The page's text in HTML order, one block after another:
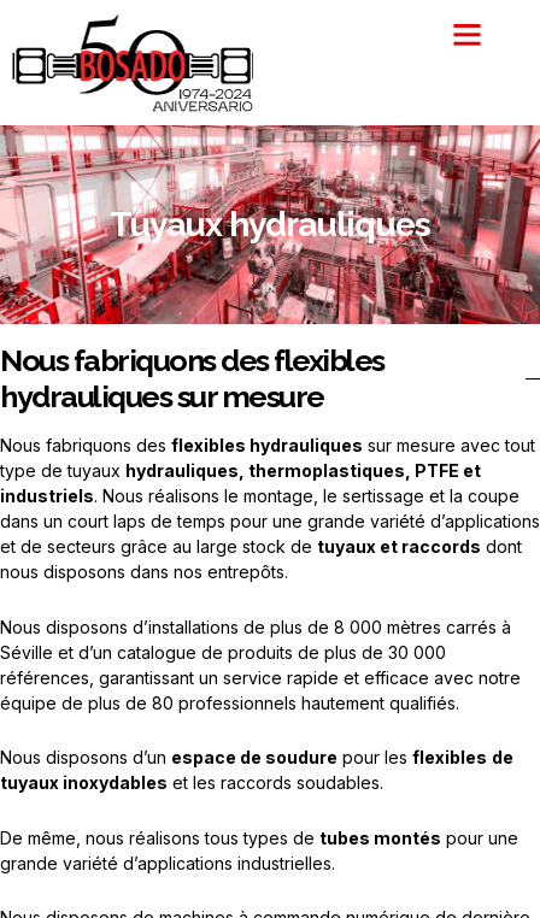
contenu
Tuyaux hydrauliques
Nous fabriquons des flexibles
hydrauliques sur mesure
Nous fabriquons des flexibles hydrauliques sur mesure avec tout
type de tuyaux hydrauliques, thermoplastiques, PTFE et
industriels. Nous réalisons le montage, le sertissage et la coupe
dans un court laps de temps pour une grande variété d’applications
et de secteurs grâce au large stock de tuyaux et raccords dont
nous disposons dans nos entrepôts.
Nous disposons d’installations de plus de 8 000 mètres carrés à
Séville et d’un catalogue de produits de plus de 30 000
références, garantissant un service rapide et efficace avec notre
équipe de plus de 80 professionnels hautement qualifiés.
Nous disposons d’un espace de soudure pour les flexibles de
tuyaux inoxydables et les raccords soudables.
De même, nous réalisons tous types de tubes montés pour une
grande variété d’applications industrielles.